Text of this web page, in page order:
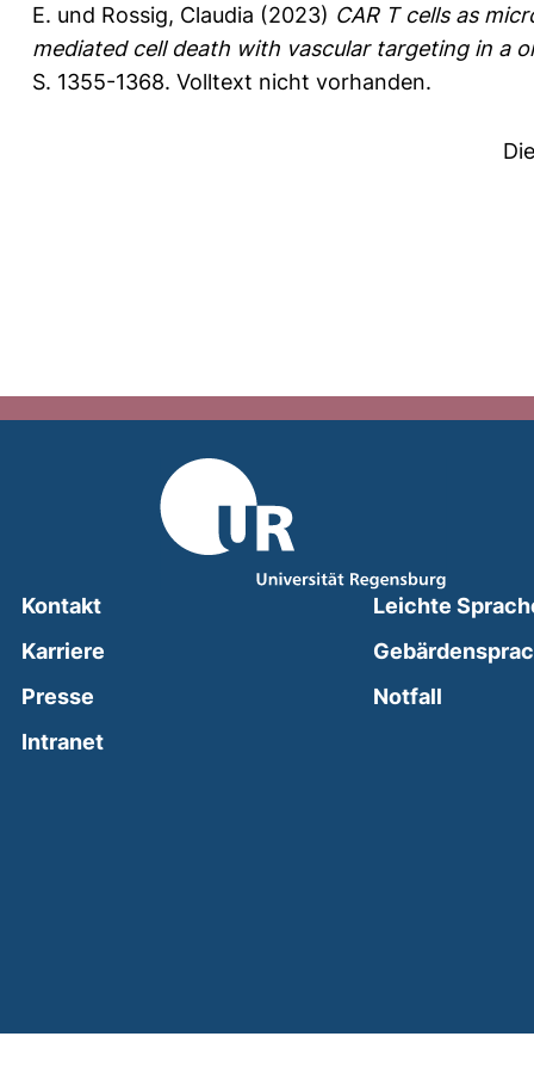
E. und Rossig, Claudia (2023) CAR T cells as
mediated cell death with vascular targeting in a
S. 1355-1368. Volltext nicht vorhanden.
Kontakt
Karriere
Presse
Intranet(external link, opens in a new window)
Leichte
Notfall